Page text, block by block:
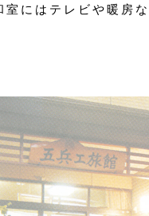
室にはテレビや暖房な